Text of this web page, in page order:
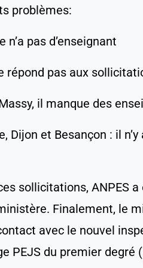
problèmes:
n’a pas d’enseignant
répond pas aux
il manque des
Dijon et Besançon : il
sollicitations, ANPES
Finalement, le
avec le nouvel
PEJS du premier degré